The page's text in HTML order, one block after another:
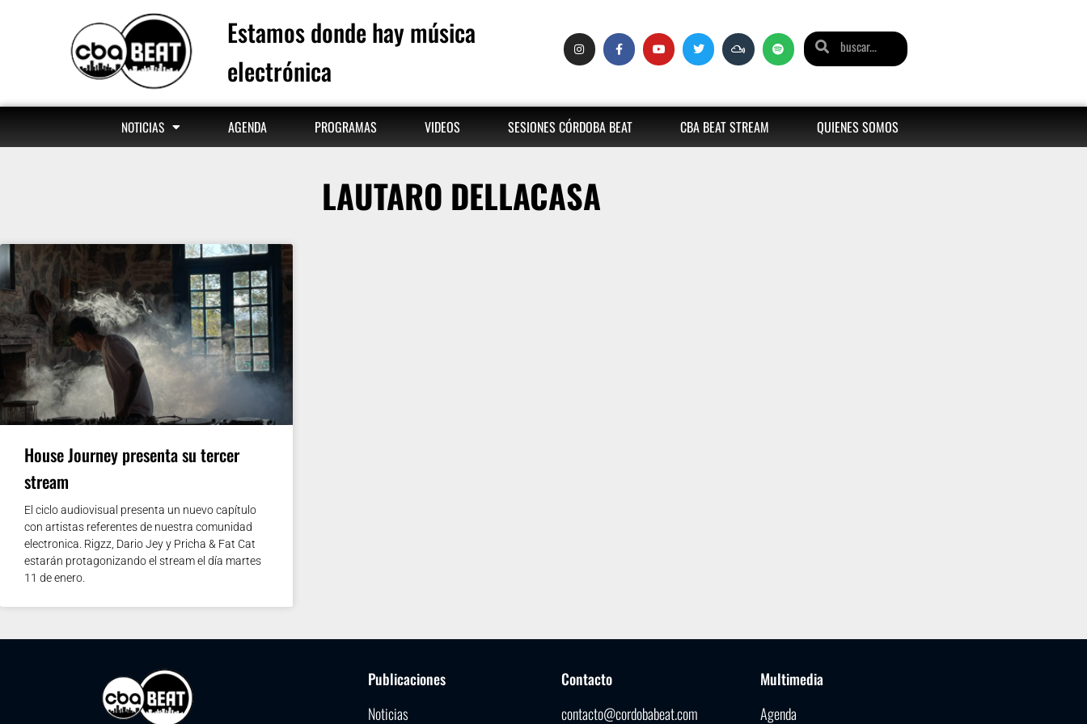
Estamos donde hay música
electrónica
NOTICIAS AGENDA PROGRAMAS VIDEOS SESIONES CÓRDOBA BEAT CBA BEAT STREAM QUIENES SOMOS
LAUTARO DELLACASA
House Journey presenta su tercer
stream
El ciclo audiovisual presenta un nuevo capítulo
con artistas referentes de nuestra comunidad
electronica. Rigzz, Dario Jey y Pricha & Fat Cat
estarán protagonizando el stream el día martes
11 de enero.
Publicaciones
Noticias
Contacto
contacto@cordobabeat.com
Multimedia
Agenda